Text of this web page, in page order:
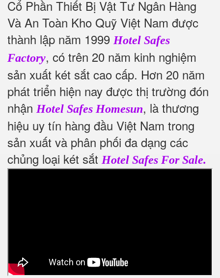
Cổ Phần Thiết Bị Vật Tư Ngân Hàng
Và An Toàn Kho Quỹ Việt Nam được
thành lập năm 1999 Hotel Safes
Factory, có trên 20 năm kinh nghiệm
sản xuất két sắt cao cấp. Hơn 20 năm
phát triển hiện nay được thị trường đón
nhận Hotel Safes Homesun, là thương
hiệu uy tín hàng đầu Việt Nam trong
sản xuất và phân phối đa dạng các
chủng loại két sắt Hotel Safes For Sale.